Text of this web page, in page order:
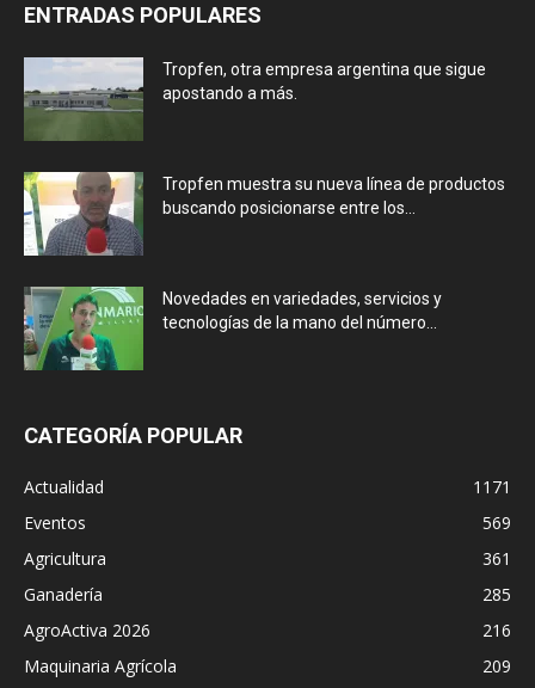
ENTRADAS POPULARES
Tropfen, otra empresa argentina que sigue
apostando a más.
Tropfen muestra su nueva línea de productos
buscando posicionarse entre los...
Novedades en variedades, servicios y
tecnologías de la mano del número...
CATEGORÍA POPULAR
Actualidad
1171
Eventos
569
Agricultura
361
Ganadería
285
AgroActiva 2026
216
Maquinaria Agrícola
209